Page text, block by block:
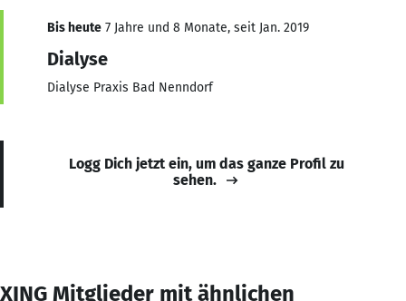
Bis heute 7 Jahre und 8 Monate, seit Jan. 2019
Dialyse
Dialyse Praxis Bad Nenndorf
Logg Dich jetzt ein, um das ganze Profil zu
sehen.
XING Mitglieder mit ähnlichen